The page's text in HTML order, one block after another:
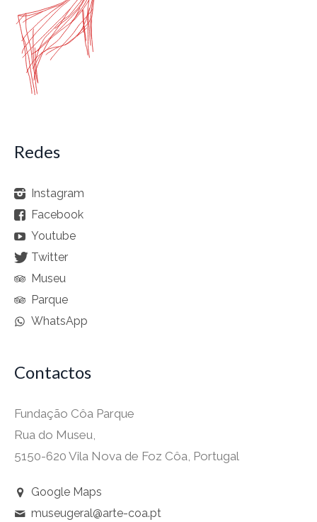
Redes
Instagram
Facebook
Youtube
Twitter
Museu
Parque
WhatsApp
Contactos
Fundação Côa Parque
Rua do Museu,
5150-620 Vila Nova de Foz Côa, Portugal
Google Maps
museugeral@arte-coa.pt